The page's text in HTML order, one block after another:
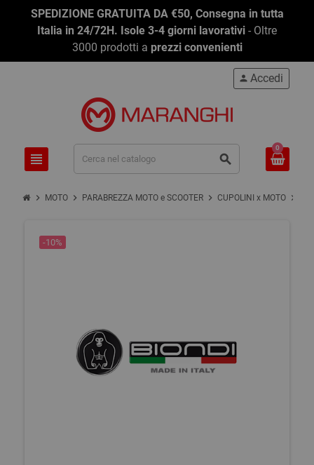
SPEDIZIONE GRATUITA DA €50, Consegna in tutta
Italia in 24/72H. Isole 3-4 giorni lavorativi - Oltre
3000 prodotti a prezzi convenienti
view_headline search
person Accedi
0
chevron_right MOTO chevron_right PARABREZZA MOTO e SCOOTER chevron_right CUPOLINI x MOTO chevron_right
-10%